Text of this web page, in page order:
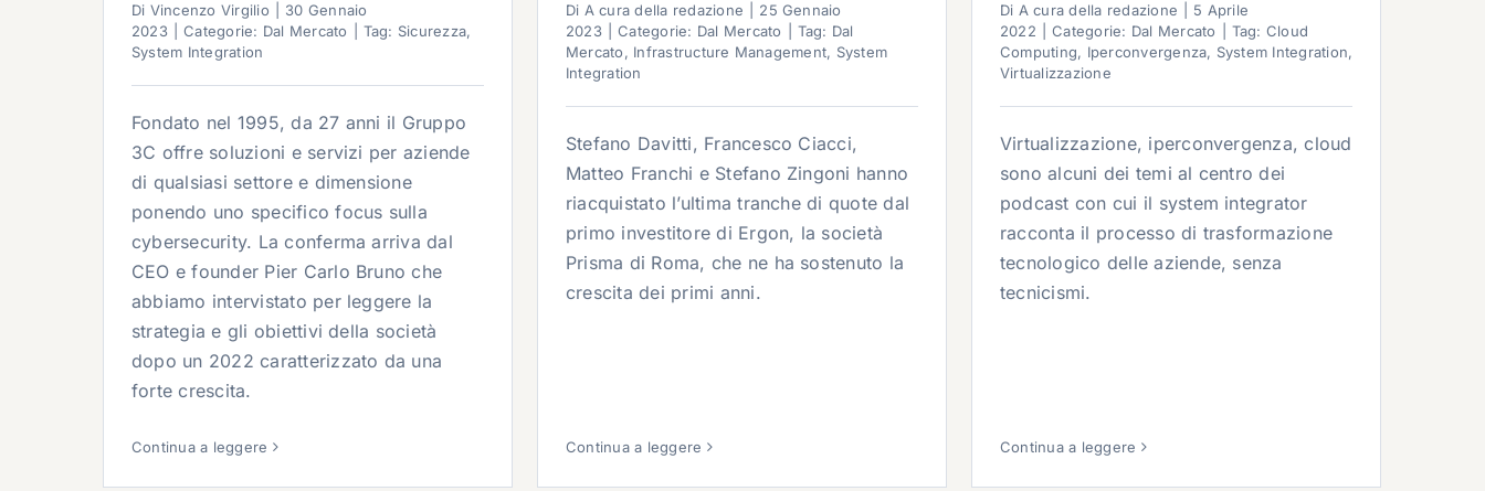
Di Vincenzo Virgilio
30 Gennaio
2023
Categorie: Dal Mercato Tag: Sicurezza,
System Integration
Fondato nel 1995, da 27 anni il Gruppo
3C offre soluzioni e servizi per aziende
di qualsiasi settore e dimensione
ponendo uno specifico focus sulla
cybersecurity. La conferma arriva dal
CEO e founder Pier Carlo Bruno che
abbiamo intervistato per leggere la
strategia e gli obiettivi della società
dopo un 2022 caratterizzato da una
forte crescita.
Continua a leggere
Di A cura della redazione
25 Gennaio
2023
Categorie: Dal Mercato Tag: Dal
Mercato, Infrastructure Management, System
Integration
Stefano Davitti, Francesco Ciacci,
Matteo Franchi e Stefano Zingoni hanno
riacquistato l’ultima tranche di quote dal
primo investitore di Ergon, la società
Prisma di Roma, che ne ha sostenuto la
crescita dei primi anni.
Continua a leggere
Di A cura della redazione
5 Aprile
2022
Categorie: Dal Mercato Tag: Cloud
Computing, Iperconvergenza, System Integration,
Virtualizzazione
Virtualizzazione, iperconvergenza, cloud
sono alcuni dei temi al centro dei
podcast con cui il system integrator
racconta il processo di trasformazione
tecnologico delle aziende, senza
tecnicismi.
Continua a leggere